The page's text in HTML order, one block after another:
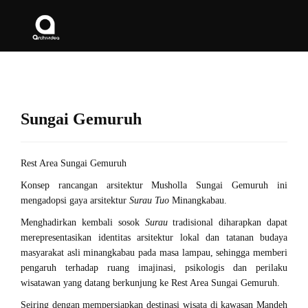
Sungai Gemuruh
Rest Area Sungai Gemuruh
Konsep rancangan arsitektur Musholla Sungai Gemuruh ini
mengadopsi gaya arsitektur Surau Tuo Minangkabau.
Menghadirkan kembali sosok Surautradisional diharapkan dapat
merepresentasikan identitas arsitektur lokal dan tatanan budaya
masyarakat asli minangkabau pada masa lampau, sehingga memberi
pengaruh terhadap ruang imajinasi, psikologis dan perilaku
wisatawan yang datang berkunjung ke Rest Area Sungai Gemuruh.
Seiring dengan mempersiapkan destinasi wisata di kawasan Mandeh